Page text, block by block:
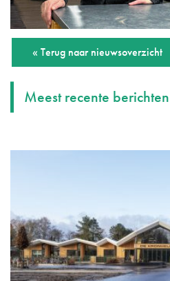
« Terug naar nieuwsoverzicht
Meest recente berichten